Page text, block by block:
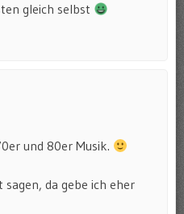
gleich selbst
und 80er Musik.
sagen, da gebe ich eher